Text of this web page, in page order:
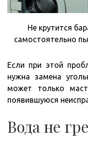
Не крутится
самостоятельно
Если при этой
нужна замена
может только
появившуюся
Вода не